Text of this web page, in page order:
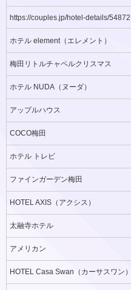
https://couples.jp/hotel-details/54872
ホテル element（エレメント）
梅田リトルチャペルクリスマス
ホテル NUDA（ヌーダ）
アップルハウス
COCO梅田
ホテル トレビ
ファインガーデン梅田
HOTEL AXIS（アクシス）
太融寺ホテル
アメリカン
HOTEL Casa Swan（カーサスワン）